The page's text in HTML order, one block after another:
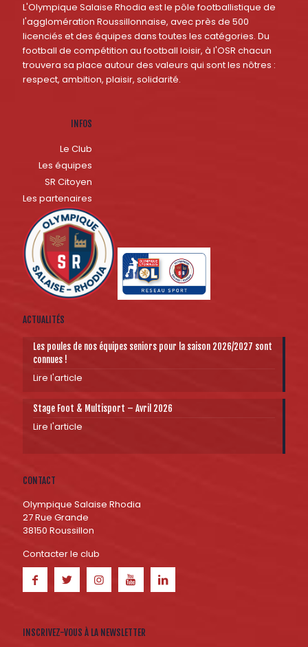
L'Olympique Salaise Rhodia est le pôle footballistique de
l'agglomération Roussillonnaise, avec près de 500
licenciés et des équipes dans toutes les catégories. Du
football de compétition au football loisir, à l'OSR chacun
trouvera sa place autour des valeurs qui sont les nôtres :
respect, ambition, plaisir, solidarité.
INFOS
Le Club
Les équipes
SR Citoyen
Les partenaires
ACTUALITÉS
Les poules de nos équipes seniors pour la saison 2026/2027 sont
connues !
Lire l'article
Stage Foot & Multisport – Avril 2026
Lire l'article
CONTACT
Olympique Salaise Rhodia
27 Rue Grande
38150 Roussillon
Contacter le club
INSCRIVEZ-VOUS À LA NEWSLETTER